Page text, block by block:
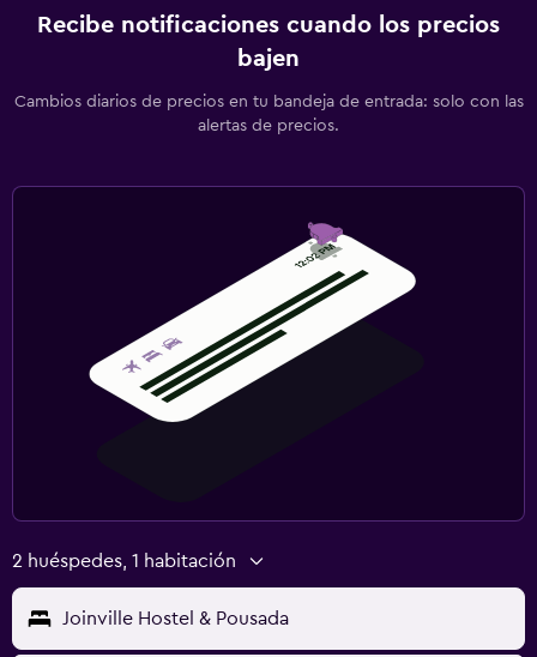
Recibe notificaciones cuando los precios
bajen
Cambios diarios de precios en tu bandeja de entrada: solo con las
alertas de precios.
2 huéspedes, 1 habitación
Joinville Hostel & Pousada